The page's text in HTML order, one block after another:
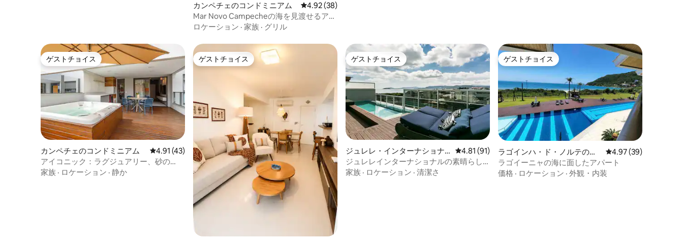
カンペチェのコンドミニアム レビュー38件、5つ星中4.92つ星の平均評価
4.92 (38)
Mar Novo Campecheの海を見渡せるアパ
ートメント
ロケーション · 家族 · グリル
ゲストチョイス
ゲストチョイス
カンペチェのコンドミニアム レビュー43件、5つ星中4.91つ星の平均評価
4.91 (43)
アイコニック：ラグジュアリー、砂の
上、ジャグジー、バーベキュー
家族 · ロケーション · 静か
ゲストチョイス
ゲストチョイス ゲストチョイス
ゲストチョイス
ジュレレ・インターナショナ
ルのコンドミニアム
レビュー91件、5つ星中4.81つ星の平均評価
4.81 (91)
ジュレレインターナショナルの素晴らし
い海の眺望
家族 · ロケーション · 清潔さ
ゲストチョイス
ゲストチョイス
ラゴインハ・ド・ノルテのコ
ンドミニアム
レビュー39件、5つ星
4.97 (39)
ラゴイーニャの海に面したアパート
価格 · ロケーション · 外観・内装